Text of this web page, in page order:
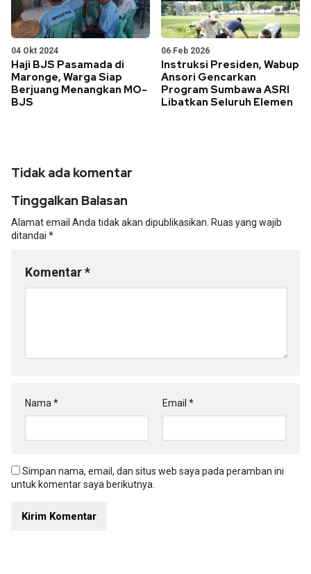
04 Okt 2024
Haji BJS Pasamada di
Maronge, Warga Siap
Berjuang Menangkan MO-
BJS
06 Feb 2026
Instruksi Presiden, Wabup
Ansori Gencarkan
Program Sumbawa ASRI
Libatkan Seluruh Elemen
Tidak ada komentar
Tinggalkan Balasan
Alamat email Anda tidak akan dipublikasikan. Ruas yang wajib
ditandai *
Komentar*
Nama * Email *
Simpan nama, email, dan situs web saya pada peramban ini
untuk komentar saya berikutnya.